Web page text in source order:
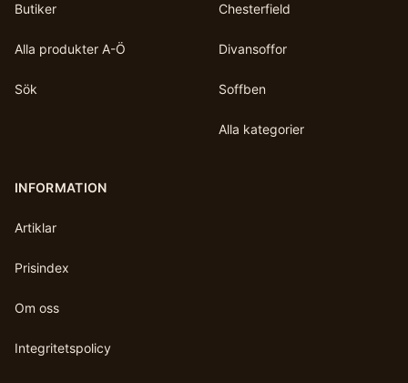
Butiker
Alla produkter A-Ö
Sök
Chesterfield
Divansoffor
Soffben
Alla kategorier
INFORMATION
Artiklar
Prisindex
Om oss
Integritetspolicy